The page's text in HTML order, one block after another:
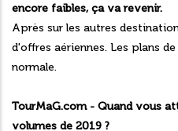
encore faibles, ça va revenir.
Après sur les autres
d'offres aériennes. Les plans
normale.
TourMaG.com - Quand vous
volumes de 2019 ?